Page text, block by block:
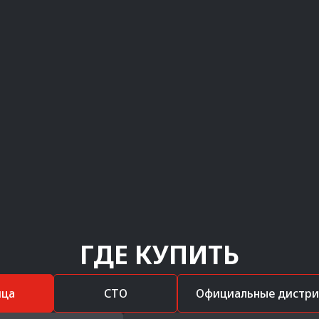
ГДЕ КУПИТЬ
СТО Официальные